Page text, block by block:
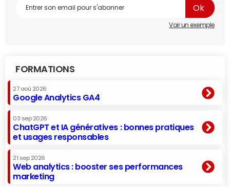
Voir un exemple
FORMATIONS
27 aoû 2026
Google Analytics GA4
03 sep 2026
ChatGPT et IA génératives : bonnes pratiques
et usages responsables
21 sep 2026
Web analytics : booster ses performances
marketing